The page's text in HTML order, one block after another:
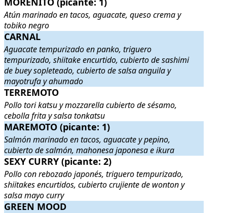
Atún marinado en tacos, aguacate, queso crema y
tobiko negro
CARNAL
CARNAL
Aguacate tempurizado en panko, triguero
tempurizado, shiitake encurtido, cubierto de sashimi
de buey sopleteado, cubierto de salsa anguila y
mayotrufa y ahumado
TERREMOTO . Pollo tori katsu y mozzarella cubierto de sésamo,
TERREMOTO
Pollo tori katsu y mozzarella cubierto de sésamo,
cebolla frita y salsa tonkatsu
MAREMOTO (picante: 1) . Salmón marinado en tacos, aguacate y
MAREMOTO (picante: 1)
Salmón marinado en tacos, aguacate y pepino,
cubierto de salmón, mahonesa japonesa e ikura
SEXY CURRY (picante: 2) . Pollo con rebozado japonés, triguero
SEXY CURRY (picante: 2)
Pollo con rebozado japonés, triguero tempurizado,
shiitakes encurtidos, cubierto crujiente de wonton y
salsa mayo curry
GREEN MOOD . Aguacate en tempura y panko, triguero
GREEN MOOD